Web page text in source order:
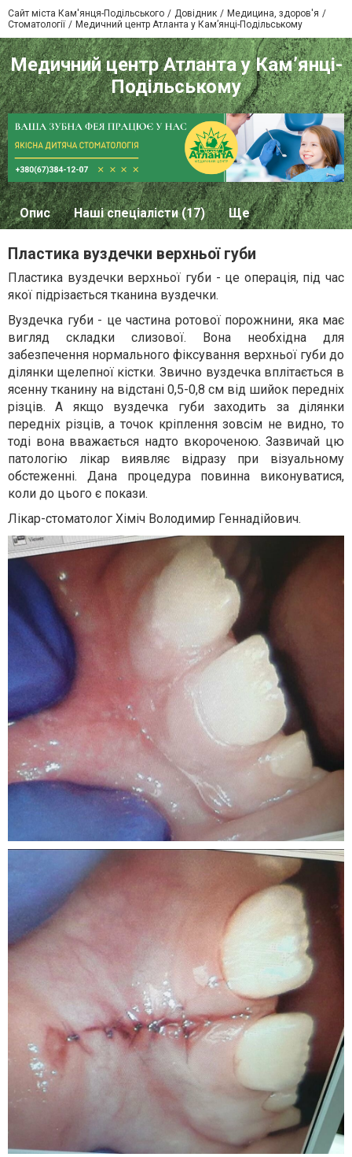
Сайт міста Кам'янця-Подільського Довідник
Медицина, здоров'я
Стоматології
Медичний центр Атланта у Кам’янці-Подільському
Медичний центр Атланта у Кам’янці-
Подільському
Опис Наші спеціалісти (17) Ще
Пластика вуздечки верхньої губи
Пластика вуздечки верхньої губи - це операція, під час
якої підрізається тканина вуздечки.
Вуздечка губи - це частина ротової порожнини, яка має
вигляд складки слизової. Вона необхідна для
забезпечення нормального фіксування верхньої губи до
ділянки щелепної кістки. Звично вуздечка вплітається в
ясенну тканину на відстані 0,5-0,8 см від шийок передніх
різців. А якщо вуздечка губи заходить за ділянки
передніх різців, а точок кріплення зовсім не видно, то
тоді вона вважається надто вкороченою. Зазвичай цю
патологію лікар виявляє відразу при візуальному
обстеженні. Дана процедура повинна виконуватися,
коли до цього є покази.
Лікар-стоматолог Хіміч Володимир Геннадійович.